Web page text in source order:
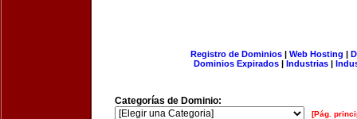
Registro de Dominios| Web Hosting |
Dominios Expirados | Industrias |
Categorías de Dominio:
[Pág.